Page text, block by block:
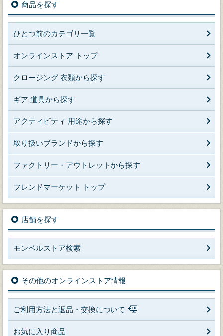
商品を探す
ひとつ前のカテゴリ一覧
オンラインストア トップ
クロージング 衣類から探す
ギア 道具から探す
アクティビティ 用途から探す
取り扱いブランドから探す
ファクトリー・アウトレットから探す
フレンドマーケット トップ
店舗を探す
モンベルストア検索
その他のオンラインストア情報
ご利用方法と返品・交換について
お気に入り商品